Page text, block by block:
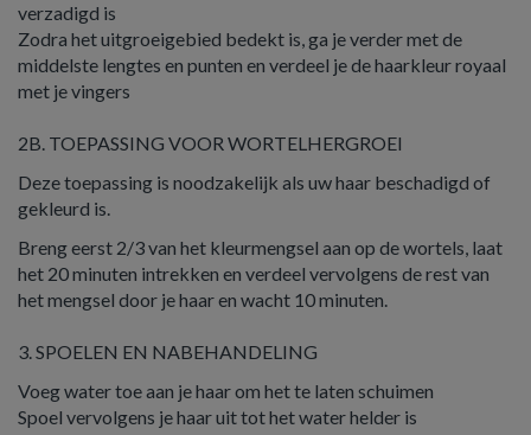
verzadigd is
Zodra het uitgroeigebied bedekt is, ga je verder met de
middelste lengtes en punten en verdeel je de haarkleur royaal
met je vingers
2B. TOEPASSING VOOR WORTELHERGROEI
Deze toepassing is noodzakelijk als uw haar beschadigd of
gekleurd is.
Breng eerst 2/3 van het kleurmengsel aan op de wortels, laat
het 20 minuten intrekken en verdeel vervolgens de rest van
het mengsel door je haar en wacht 10 minuten.
3. SPOELEN EN NABEHANDELING
Voeg water toe aan je haar om het te laten schuimen
Spoel vervolgens je haar uit tot het water helder is